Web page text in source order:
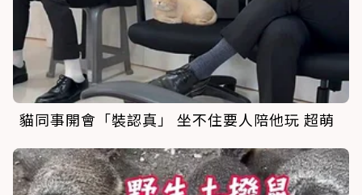
貓同事開會「裝認真」 坐不住要人陪他玩 超萌